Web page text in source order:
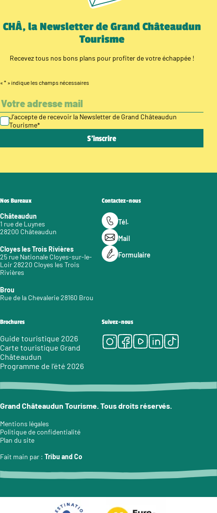
CHÂ, la Newsletter de Grand Châteaudun
Tourisme
Recevez tous nos bons plans pour profiter de votre échappée !
« * » indique les champs nécessaires
J’accepte de recevoir la Newsletter de Grand Châteaudun
Tourisme*
Nos Bureaux
Châteaudun
1 rue de Luynes
28200 Châteaudun
Cloyes les Trois Rivières
25 rue Nationale Cloyes-sur-le-
Loir 28220 Cloyes les Trois
Rivières
Brou
Rue de la Chevalerie 28160 Brou
Contactez-nous
Tél.
Mail
Formulaire
Brochures
Guide touristique 2026
Carte touristique Grand
Châteaudun
Programme de l’été 2026
Suivez-nous
Instagram
Facebook
Youtube
LinkedIn
Tiktok
Grand Châteaudun Tourisme. Tous droits réservés.
Mentions légales
Politique de confidentialité
Plan du site
Fait main par : Tribu and Co